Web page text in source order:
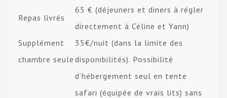
Repas livrés
65 € (déjeuners et diners à régler
directement à Céline et Yann)
Supplément
chambre seule
35€/nuit (dans la limite des
disponibilités). Possibilité
d’hébergement seul en tente
safari (équipée de vrais lits) sans